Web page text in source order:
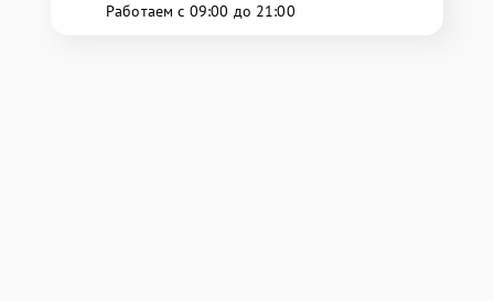
Работаем с 09:00 до 21:00